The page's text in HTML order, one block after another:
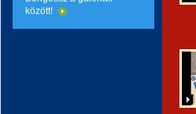
között!